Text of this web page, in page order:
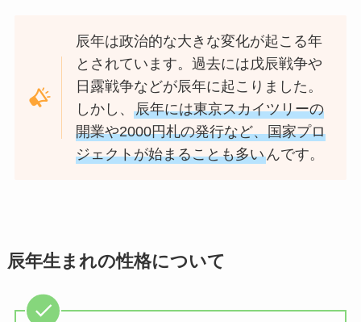
辰年は政治的な大きな変化が起こる年
とされています。過去には戊辰戦争や
日露戦争などが辰年に起こりました。
しかし、辰年には東京スカイツリーの
開業や2000円札の発行など、国家プロ
ジェクトが始まることも多いんです。
辰年生まれの性格について